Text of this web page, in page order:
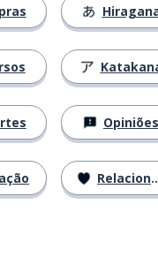
Opiniões
Relacionamentos